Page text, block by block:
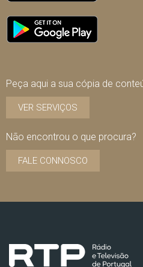
Peça aqui a sua cópia de
VER SERVIÇOS
Não encontrou o que procura?
FALE CONNOSCO